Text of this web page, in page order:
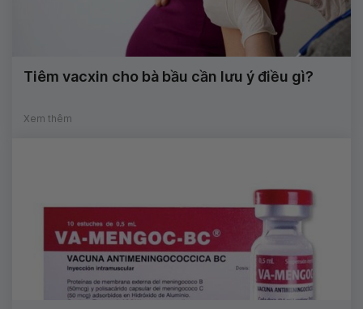
Tiêm vacxin cho bà bầu cần lưu ý điều gì?
Xem thêm